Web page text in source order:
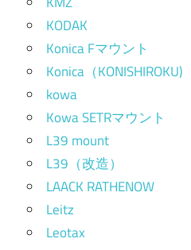
KODAK
Konica Fマウント
Konica（KONISHIROKU)
kowa
Kowa SETRマウント
L39 mount
L39（改造）
LAACK RATHENOW
Leitz
Leotax